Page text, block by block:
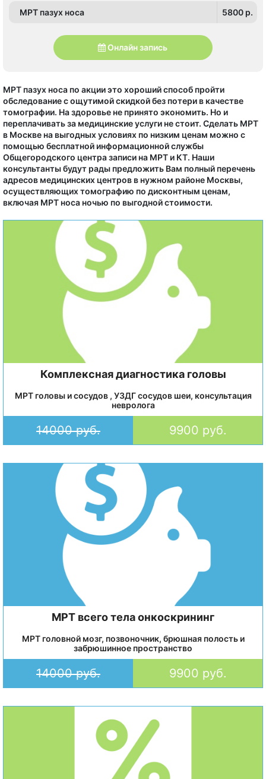
МРТ пазух носа 5800 p.
Онлайн запись
МРТ пазух носа по акции это хороший способ пройти
обследование с ощутимой скидкой без потери в качестве
томографии. На здоровье не принято экономить. Но и
переплачивать за медицинские услуги не стоит. Сделать МРТ
в Москве на выгодных условиях по низким ценам можно с
помощью бесплатной информационной службы
Общегородского центра записи на МРТ и КТ. Наши
консультанты будут рады предложить Вам полный перечень
адресов медицинских центров в нужном районе Москвы,
осуществляющих томографию по дисконтным ценам,
включая МРТ носа ночью по выгодной стоимости.
Комплексная диагностика головы
МРТ головы и сосудов , УЗДГ сосудов шеи, консультация
невролога
14000 руб. 9900 руб.
МРТ всего тела онкоскрининг
МРТ головной мозг, позвоночник, брюшная полость и
забрюшинное пространство
14000 руб. 9900 руб.